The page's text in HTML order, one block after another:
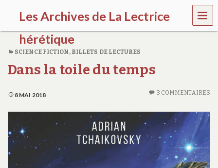
Les Archives de La Lectrice
hérétique
2
0
5
2
0
2
0
)
MEN
U
SCIENCE FICTION , BILLETS DE LECTURES
Dans la toile du temps
8 MAI 2018 3 COMMENTAIRES